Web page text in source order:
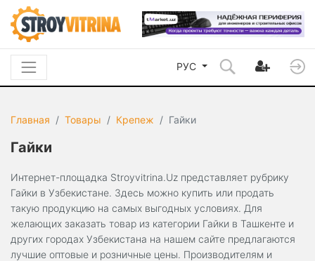
РУС
Главная Товары Крепеж Гайки
Гайки
Интернет-площадка Stroyvitrina.Uz представляет рубрику
Гайки в Узбекистане. Здесь можно купить или продать
такую продукцию на самых выгодных условиях. Для
желающих заказать товар из категории Гайки в Ташкенте и
других городах Узбекистана на нашем сайте предлагаются
лучшие оптовые и розничные цены. Производителям и